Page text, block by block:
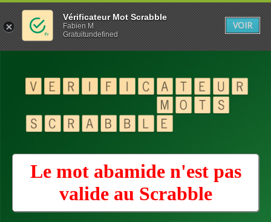
Le mot abamide n'est pas
valide au Scrabble
Vérificateur Mot Scrabble
Fabien M
Gratuitundefined
VOIR